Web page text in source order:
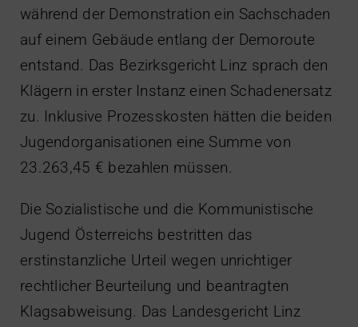
während der Demonstration ein Sachschaden
auf einem Gebäude entlang der Demoroute
entstand. Das Bezirksgericht Linz sprach den
Klägern in erster Instanz einen Schadenersatz
zu. Inklusive Prozesskosten hätten die beiden
Jugendorganisationen eine Summe von
23.263,45 € bezahlen müssen.
Die Sozialistische und die Kommunistische
Jugend Österreichs bestritten das
erstinstanzliche Urteil wegen unrichtiger
rechtlicher Beurteilung und beantragten
Klagsabweisung. Das Landesgericht Linz